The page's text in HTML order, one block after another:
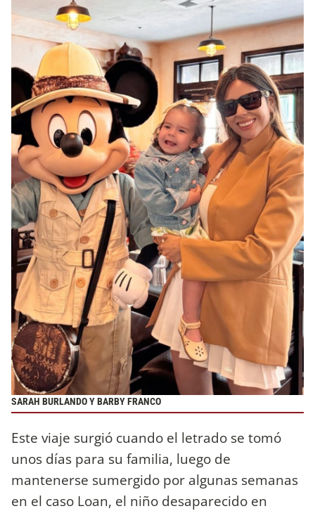
SARAH BURLANDO Y BARBY FRANCO
Este viaje surgió cuando el letrado se tomó
unos días para su familia, luego de
mantenerse sumergido por algunas semanas
en el caso Loan, el niño desaparecido en